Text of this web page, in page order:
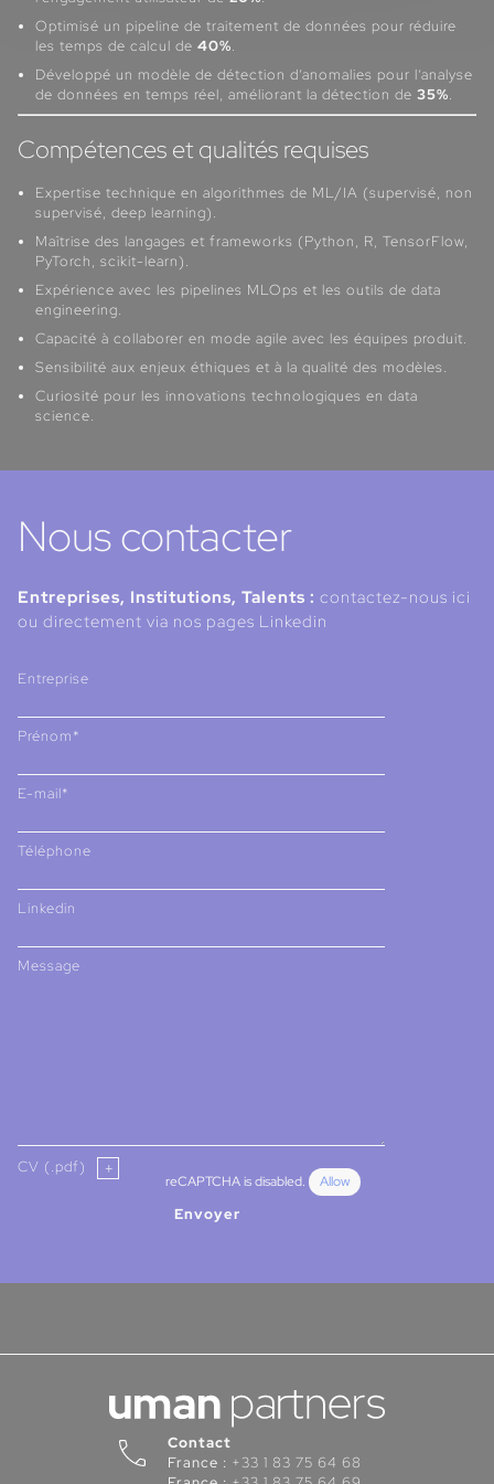
Optimisé un pipeline de traitement de données pour réduire
les temps de calcul de 40%.
Développé un modèle de détection d’anomalies pour l’analyse
de données en temps réel, améliorant la détection de 35%.
Compétences et qualités requises
Expertise technique en algorithmes de ML/IA (supervisé, non
supervisé, deep learning).
Maîtrise des langages et frameworks (Python, R, TensorFlow,
PyTorch, scikit-learn).
Expérience avec les pipelines MLOps et les outils de data
engineering.
Capacité à collaborer en mode agile avec les équipes produit.
Sensibilité aux enjeux éthiques et à la qualité des modèles.
Curiosité pour les innovations technologiques en data
science.
Nous contacter
Entreprises, Institutions, Talents : contactez-nous ici
ou directement via nos pages Linkedin
Entreprise
Prénom*
E-mail*
Téléphone
Linkedin
Message
CV (.pdf)
reCAPTCHA is disabled. Allow
Envoyer
Contact
France : +33 1 83 75 64 68